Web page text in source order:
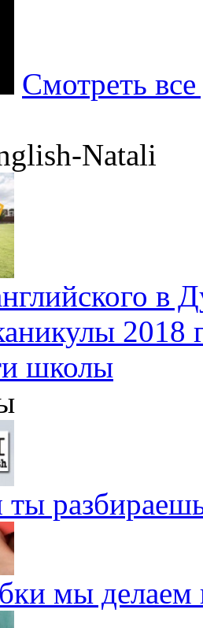
Смотреть
Natali
в
2018
школы
мы делаем